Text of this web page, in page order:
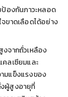
ป้องกันภาวะหลอด
ขาดเลือดได้อย่าง
จากถั่วเหลือง
คลเซียมและ
มแข็งแรงของ
งผู้สูงอายุที่